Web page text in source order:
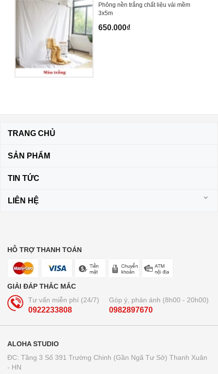
Phông nền trắng chất liệu vải mềm
3x5m
650.000₫
TRANG CHỦ
SẢN PHẨM
TIN TỨC
LIÊN HỆ
HỖ TRỢ THANH TOÁN
GIẢI ĐÁP THẮC MẮC
Tư vấn miễn phí (24/7)
0922233808
Góp ý, phản ánh (8h00 - 20h00)
0982897670
ALOHA STUDIO
ĐC: Tầng 3 Số 391 Trường Chinh (Gần Ngã Tư Sở) Thanh Xuân
- HN